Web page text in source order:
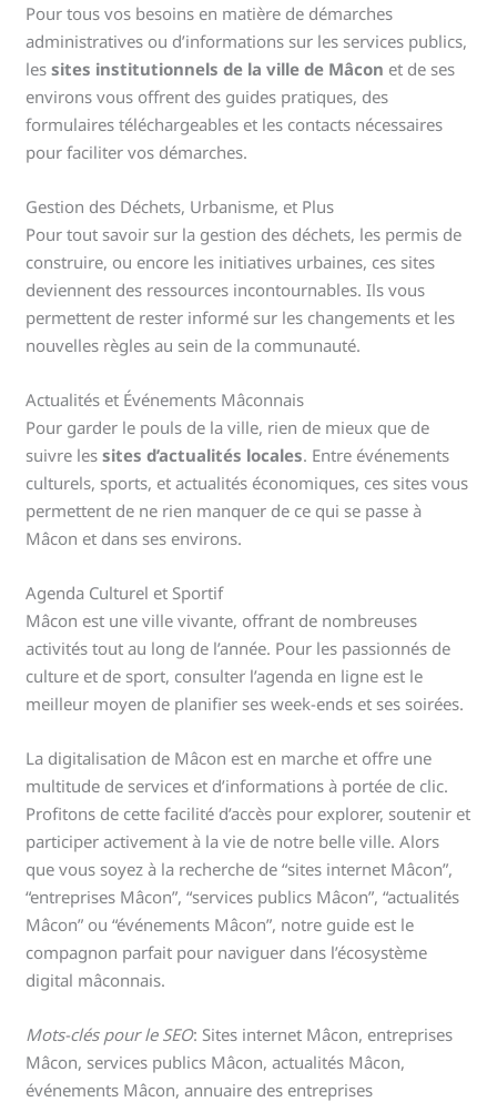
Pour tous vos besoins en matière de démarches
administratives ou d’informations sur les services publics,
lessites institutionnels de la ville de Mâcon et de ses
environs vous offrent des guides pratiques, des
formulaires téléchargeables et les contacts nécessaires
pour faciliter vos démarches.
Gestion des Déchets, Urbanisme, et Plus
Pour tout savoir sur la gestion des déchets, les permis de
construire, ou encore les initiatives urbaines, ces sites
deviennent des ressources incontournables. Ils vous
permettent de rester informé sur les changements et les
nouvelles règles au sein de la communauté.
Actualités et Événements Mâconnais
Pour garder le pouls de la ville, rien de mieux que de
suivre lessites d’actualités locales. Entre événements
culturels, sports, et actualités économiques, ces sites vous
permettent de ne rien manquer de ce qui se passe à
Mâcon et dans ses environs.
Agenda Culturel et Sportif
Mâcon est une ville vivante, offrant de nombreuses
activités tout au long de l’année. Pour les passionnés de
culture et de sport, consulter l’agenda en ligne est le
meilleur moyen de planifier ses week-ends et ses soirées.
La digitalisation de Mâcon est en marche et offre une
multitude de services et d’informations à portée de clic.
Profitons de cette facilité d’accès pour explorer, soutenir et
participer activement à la vie de notre belle ville. Alors
que vous soyez à la recherche de “sites internet Mâcon”,
“entreprises Mâcon”, “services publics Mâcon”, “actualités
Mâcon” ou “événements Mâcon”, notre guide est le
compagnon parfait pour naviguer dans l’écosystème
digital mâconnais.
Mots-clés pour le SEO: Sites internet Mâcon, entreprises
Mâcon, services publics Mâcon, actualités Mâcon,
événements Mâcon, annuaire des entreprises